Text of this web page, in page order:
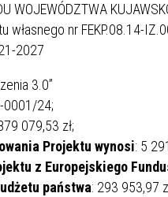
WOJEWÓDZTWA
własnego nr FEKP.08.14-
2027
3.0”
0001/24;
079,53 zł;
Projektu wynosi: 5
z Europejskiego
państwa: 293 953,97